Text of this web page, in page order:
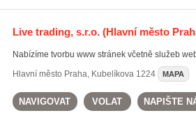
Live trading, s.r.o.(Hlavní město
Nabízíme tvorbu www stránek včetně služeb
Hlavní město Praha, Kubelíkova 1224 MAPA
NAVIGOVAT VOLAT NAPIŠTE